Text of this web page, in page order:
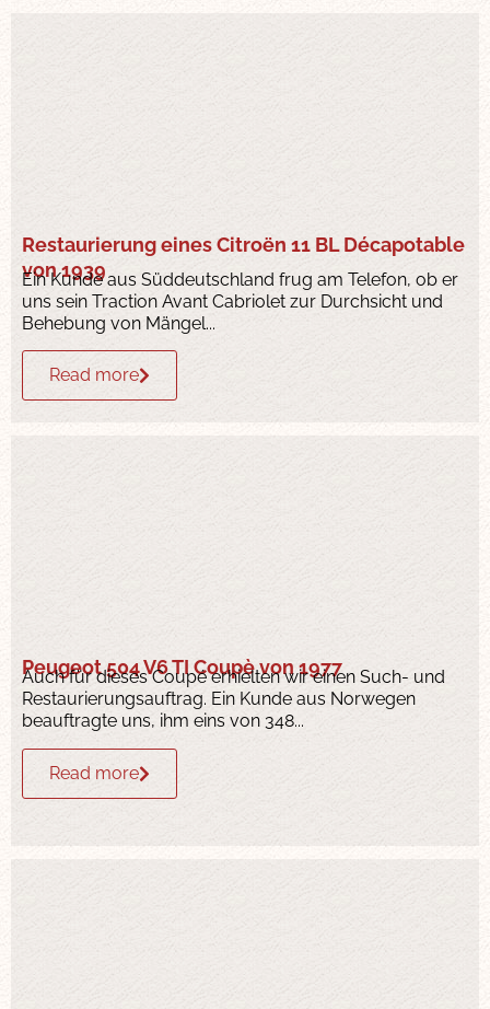
Restaurierung eines Citroën 11 BL Décapotable
von 1939
Ein Kunde aus Süddeutschland frug am Telefon, ob er
uns sein Traction Avant Cabriolet zur Durchsicht und
Behebung von Mängel...
Read more
Peugeot 504 V6 TI Coupè von 1977
Auch für dieses Coupé erhielten wir einen Such- und
Restaurierungsauftrag. Ein Kunde aus Norwegen
beauftragte uns, ihm eins von 348...
Read more